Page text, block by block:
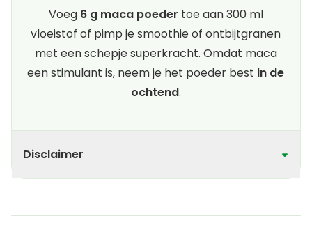
Voeg 6 g maca poeder toe aan 300 ml
vloeistof of pimp je smoothie of ontbijtgranen
met een schepje superkracht. Omdat maca
een stimulant is, neem je het poeder best in de
ochtend.
Disclaimer